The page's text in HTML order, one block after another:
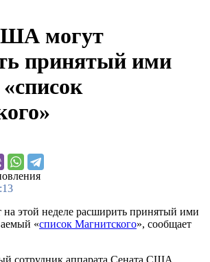
могут
принятый ими
этой неделе расширить принятый ими
«список Магнитского», сообщает
сотрудник аппарата Сената США